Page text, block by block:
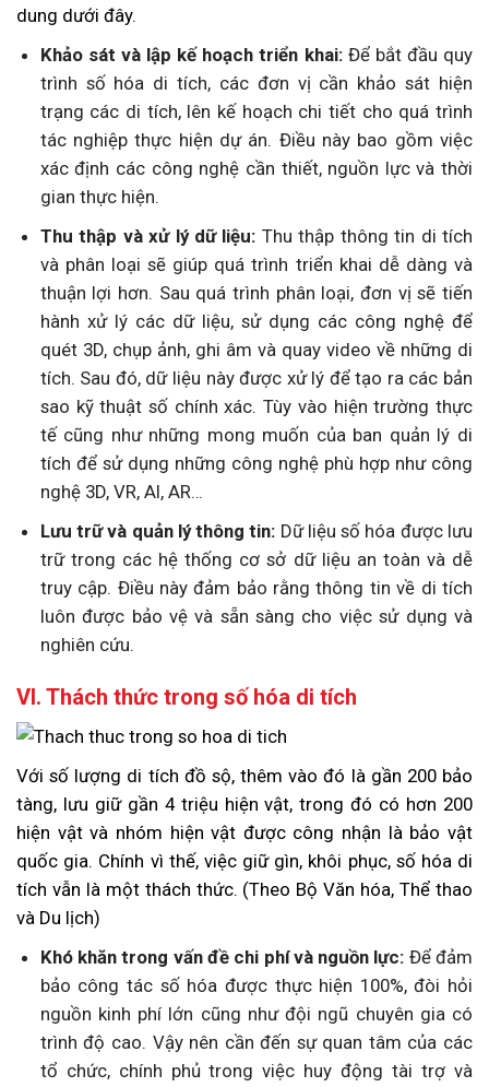
dung dưới đây.
Khảo sát và lập kế hoạch triển khai: Để bắt đầu quy
trình số hóa di tích, các đơn vị cần khảo sát hiện
trạng các di tích, lên kế hoạch chi tiết cho quá trình
tác nghiệp thực hiện dự án. Điều này bao gồm việc
xác định các công nghệ cần thiết, nguồn lực và thời
gian thực hiện.
Thu thập và xử lý dữ liệu: Thu thập thông tin di tích
và phân loại sẽ giúp quá trình triển khai dễ dàng và
thuận lợi hơn. Sau quá trình phân loại, đơn vị sẽ tiến
hành xử lý các dữ liệu, sử dụng các công nghệ để
quét 3D, chụp ảnh, ghi âm và quay video về những di
tích. Sau đó, dữ liệu này được xử lý để tạo ra các bản
sao kỹ thuật số chính xác. Tùy vào hiện trường thực
tế cũng như những mong muốn của ban quản lý di
tích để sử dụng những công nghệ phù hợp như công
nghệ 3D, VR, AI, AR…
Lưu trữ và quản lý thông tin: Dữ liệu số hóa được lưu
trữ trong các hệ thống cơ sở dữ liệu an toàn và dễ
truy cập. Điều này đảm bảo rằng thông tin về di tích
luôn được bảo vệ và sẵn sàng cho việc sử dụng và
nghiên cứu.
VI. Thách thức trong số hóa di tích
Với số lượng di tích đồ sộ, thêm vào đó là gần 200 bảo
tàng, lưu giữ gần 4 triệu hiện vật, trong đó có hơn 200
hiện vật và nhóm hiện vật được công nhận là bảo vật
quốc gia. Chính vì thế, việc giữ gìn, khôi phục, số hóa di
tích vẫn là một thách thức. (Theo Bộ Văn hóa, Thể thao
và Du lịch)
Khó khăn trong vấn đề chi phí và nguồn lực: Để đảm
bảo công tác số hóa được thực hiện 100%, đòi hỏi
nguồn kinh phí lớn cũng như đội ngũ chuyên gia có
trình độ cao. Vậy nên cần đến sự quan tâm của các
tổ chức, chính phủ trong việc huy động tài trợ và